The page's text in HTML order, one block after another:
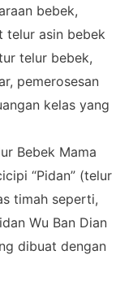
bebek,
telur asin bebek
telur bebek,
pemerosesan
kelas yang
Bebek Mama
“Pidan” (telur
timah seperti,
Wu Ban Dian
dibuat dengan